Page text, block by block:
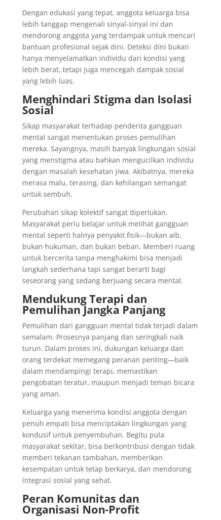
Dengan edukasi yang tepat, anggota keluarga bisa
lebih tanggap mengenali sinyal-sinyal ini dan
mendorong anggota yang terdampak untuk mencari
bantuan profesional sejak dini. Deteksi dini bukan
hanya menyelamatkan individu dari kondisi yang
lebih berat, tetapi juga mencegah dampak sosial
yang lebih luas.
Menghindari Stigma dan Isolasi
Sosial
Sikap masyarakat terhadap penderita gangguan
mental sangat menentukan proses pemulihan
mereka. Sayangnya, masih banyak lingkungan sosial
yang menstigma atau bahkan mengucilkan individu
dengan masalah kesehatan jiwa. Akibatnya, mereka
merasa malu, terasing, dan kehilangan semangat
untuk sembuh.
Perubahan sikap kolektif sangat diperlukan.
Masyarakat perlu belajar untuk melihat gangguan
mental seperti halnya penyakit fisik—bukan aib,
bukan hukuman, dan bukan beban. Memberi ruang
untuk bercerita tanpa menghakimi bisa menjadi
langkah sederhana tapi sangat berarti bagi
seseorang yang sedang berjuang secara mental.
Mendukung Terapi dan
Pemulihan Jangka Panjang
Pemulihan dari gangguan mental tidak terjadi dalam
semalam. Prosesnya panjang dan seringkali naik
turun. Dalam proses ini, dukungan keluarga dan
orang terdekat memegang peranan penting—baik
dalam mendampingi terapi, memastikan
pengobatan teratur, maupun menjadi teman bicara
yang aman.
Keluarga yang menerima kondisi anggota dengan
penuh empati bisa menciptakan lingkungan yang
kondusif untuk penyembuhan. Begitu pula
masyarakat sekitar, bisa berkontribusi dengan tidak
memberi tekanan tambahan, memberikan
kesempatan untuk tetap berkarya, dan mendorong
integrasi sosial yang sehat.
Peran Komunitas dan
Organisasi Non-Profit